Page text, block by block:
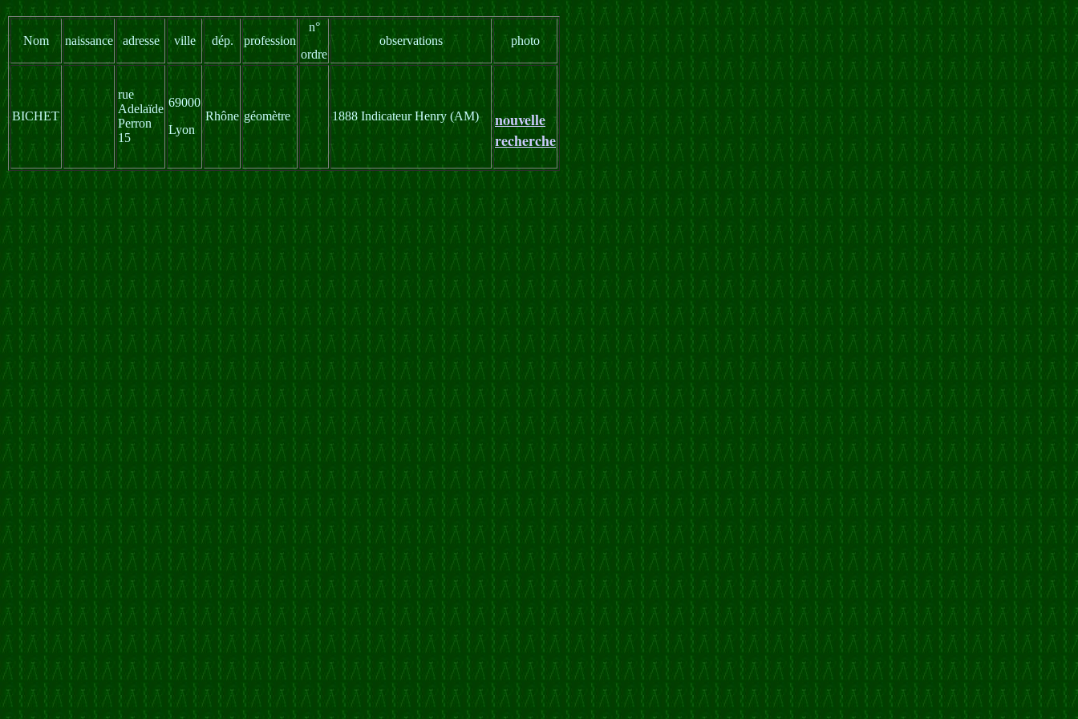
Nom naissance adresse ville dép. profession
n°
ordre
observations photo
BICHET
rue
Adelaïde
Perron
15
69000
Lyon
Rhône géomètre 1888 Indicateur Henry (AM)
nouvelle
recherche